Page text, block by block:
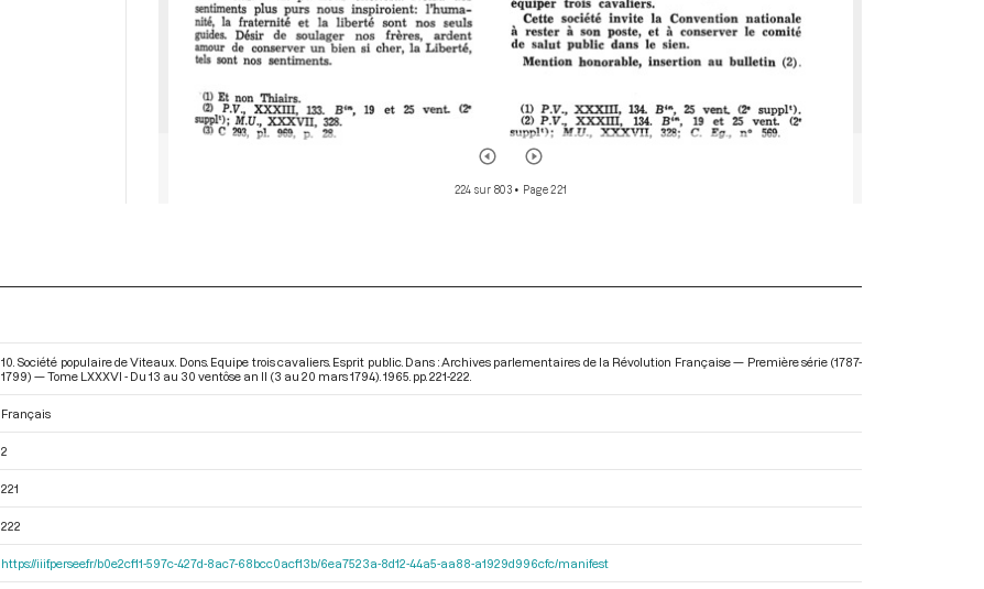
224 sur 803• Page 221
10. Société populaire de Viteaux. Dons. Equipe trois cavaliers. Esprit public. Dans : Archives parlementaires de la Révolution Française — Première série (1787-
1799) — Tome LXXXVI - Du 13 au 30 ventôse an II (3 au 20 mars 1794) . 1965. pp. 221-222.
Français
2
221
222
https://iiif.persee.fr/b0e2cf11-597c-427d-8ac7-68bcc0acf13b/6ea7523a-8d12-44a5-aa88-a1929d996cfc/manifest